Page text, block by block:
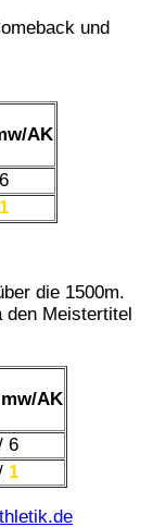
und
AK
1
die 1500m.
den Meistertitel
AK
6
1